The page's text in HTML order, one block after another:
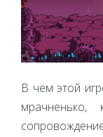
В чём этой
мрачненько,